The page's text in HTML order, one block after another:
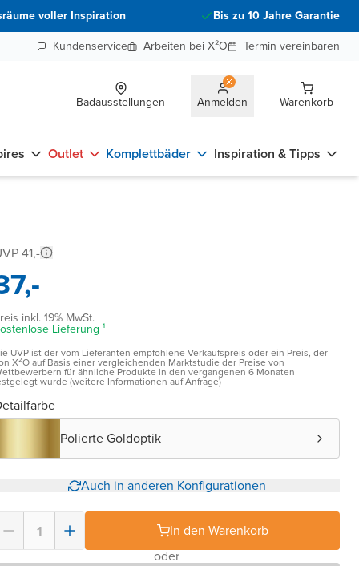
voller Inspiration
Bis zu 10 Jahre Garantie
Kundenservice
Arbeiten bei X²O Termin vereinbaren
Badausstellungen Anmelden Warenkorb
Outlet Komplettbäder Inspiration & Tipps
41,-
inkl. 19% MwSt.
Lieferung ¹
UVP ist der vom Lieferanten empfohlene Verkaufspreis oder ein Preis, der
X²O auf Basis einer vergleichenden Marktstudie der Preise von
für ähnliche Produkte in den vergangenen 6 Monaten
wurde (weitere Informationen auf Anfrage)
Polierte Goldoptik
Auch in anderen Konfigurationen
In den Warenkorb
oder